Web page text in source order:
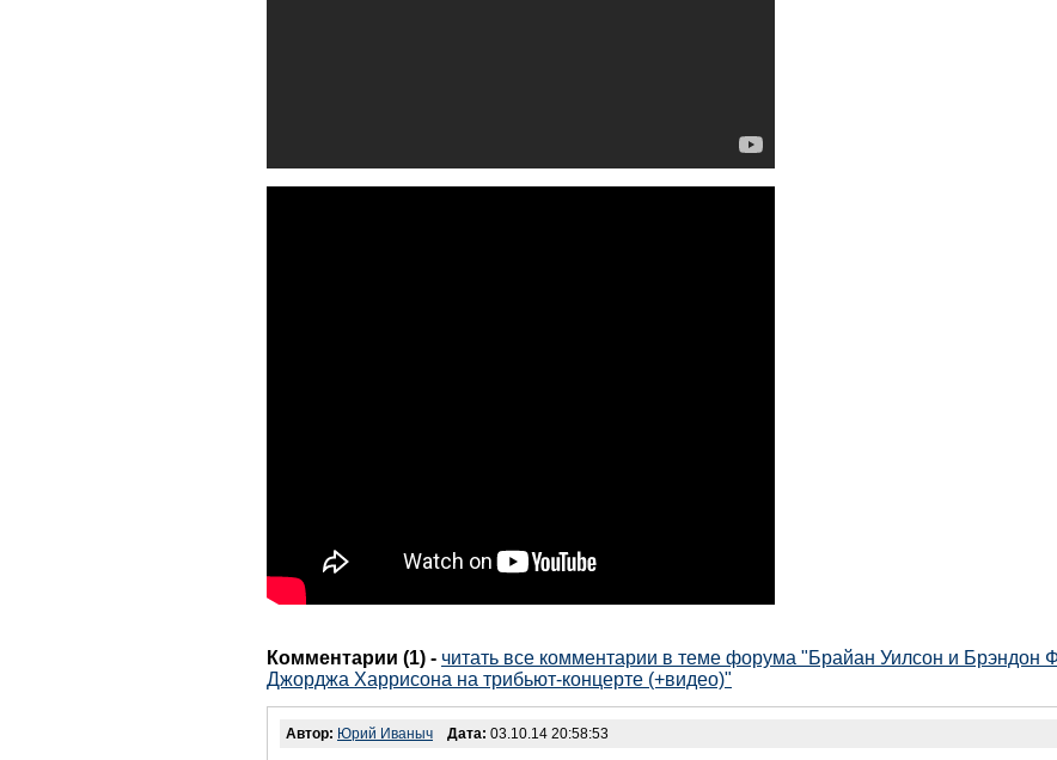
Комментарии (1) - читать все комментарии в теме форума "Брайан Уилсон и Брэндон
Джорджа Харрисона на трибьют-концерте (+видео)"
Автор: Юрий Иваныч Дата: 03.10.14 20:58:53